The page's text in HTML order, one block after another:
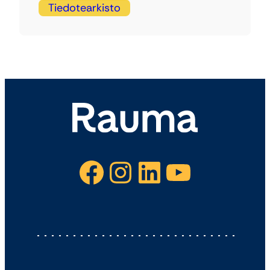
Tiedotearkisto
Facebook Instagram LinkedIn YouTube